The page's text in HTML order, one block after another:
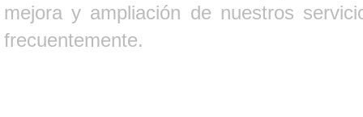
mejora y ampliación de nuestros
frecuentemente.